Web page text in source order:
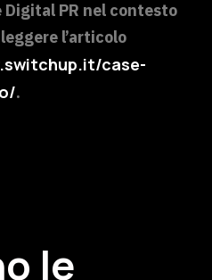
PR nel contesto
l’articolo
case-
.
le